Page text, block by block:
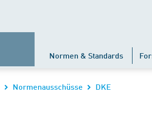
Normen & Standards
Normenausschüsse DKE